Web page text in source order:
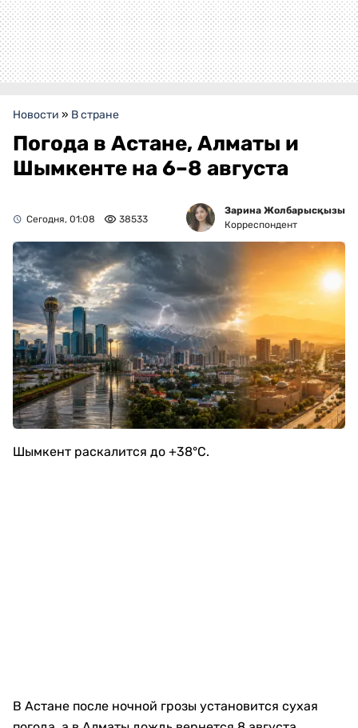
Новости » В стране
Погода в Астане, Алматы и
Шымкенте на 6–8 августа
Сегодня, 01:08 38533
Зарина Жолбарысқызы
Корреспондент
Шымкент раскалится до +38°C.
В Астане после ночной грозы установится сухая